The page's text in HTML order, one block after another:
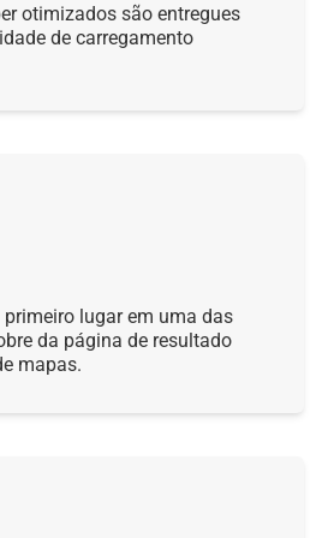
otimizados são entregues
de carregamento
lugar em uma das
da página de resultado
mapas.